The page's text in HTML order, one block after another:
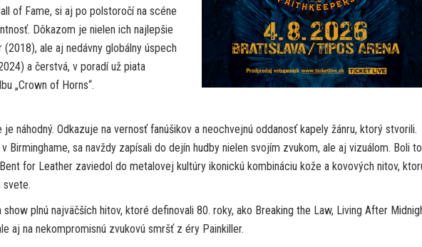
of Fame, si aj po polstoročí na scéne
Dôkazom je nielen ich najlepšie
ale aj nedávny globálny úspech
a čerstvá, v poradí už piata
„Crown of Horns“.
je náhodný. Odkazuje na vernosť fanúšikov a neochvejnú oddanosť kapely žánru, ktorý stvorili.
Birminghame, sa navždy zapísali do dejín hudby nielen svojím zvukom, ale aj vizuálom. Boli to
for Leather zaviedol do metalovej kultúry ikonickú kombináciu kože a kovových nitov,
svete.
plnú najväčších hitov, ktoré definovali 80. roky, ako Breaking the Law, Living After
aj na nekompromisnú zvukovú smršť z éry Painkiller.